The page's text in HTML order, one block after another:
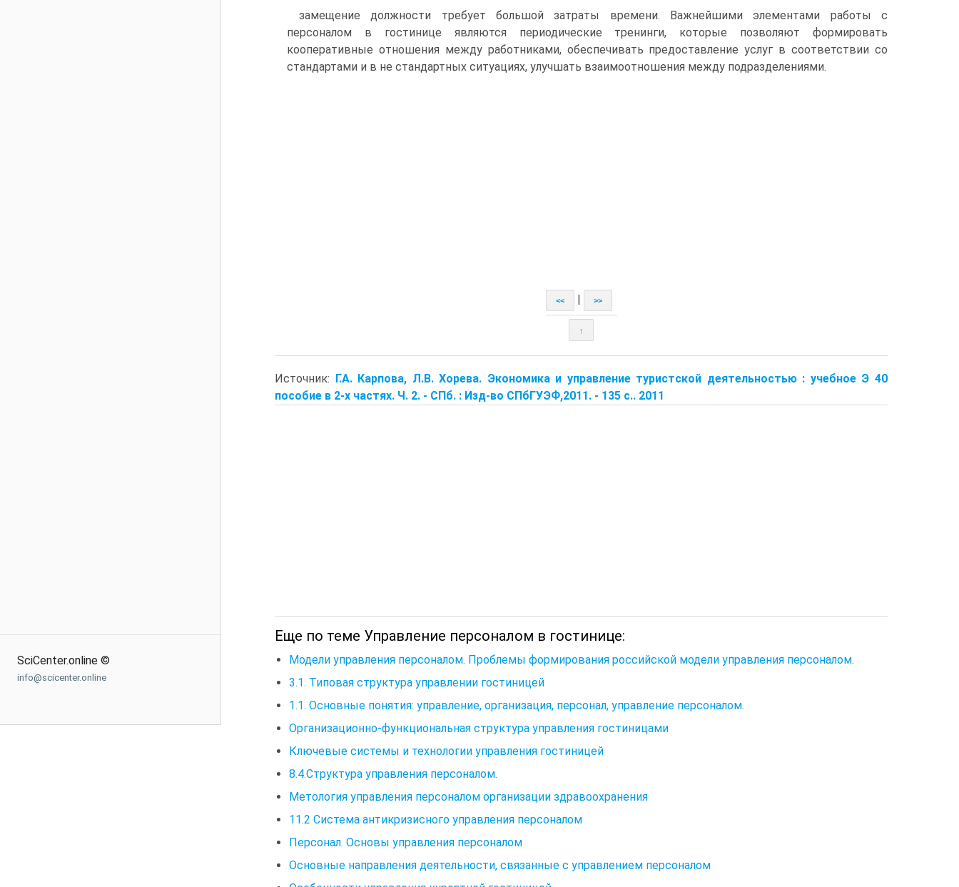
SciCenter.online ©
info@scicenter.online
замещение должности требует большой затраты времени. Важнейшими элементами работы с
персоналом в гостинице являются периодические тренинги, которые позволяют формировать
кооперативные отношения между работниками, обеспечивать предоставление услуг в соответствии со
стандартами и в не стандартных ситуациях, улучшать взаимоотношения между подразделениями.
<< >>
↑
Источник: Г.А. Карпова, Л.B. Хорева. Экономика и управление туристской деятельностью : учебное Э 40
пособие в 2-х частях. Ч. 2. - СПб. : Изд-во СПбГУЭФ,2011. - 135 с.. 2011
Еще по теме Управление персоналом в гостинице:
Модели управления персоналом. Проблемы формирования российской модели управления персоналом.
3.1. Типовая структура управлении гостиницей
1.1. Основные понятия: управление, организация, персонал, управление персоналом.
Организационно-функциональная структура управления гостиницами
Ключевые системы и технологии управления гостиницей
8.4.Структура управления персоналом.
Метология управления персоналом организации здравоохранения
11.2 Система антикризисного управления персоналом
Персонал. Основы управления персоналом
Основные направления деятельности, связанные с управлением персоналом